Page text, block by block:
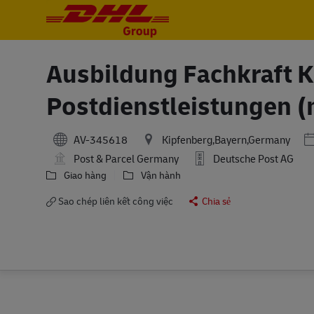
Ausbildung Fachkraft
Postdienstleistungen
AV-345618 Kipfenberg,Bayern,Germany
Post & Parcel Germany
Deutsche Post AG
Giao hàng
Vận hành
Sao chép liên kết công việc
Chia sẻ